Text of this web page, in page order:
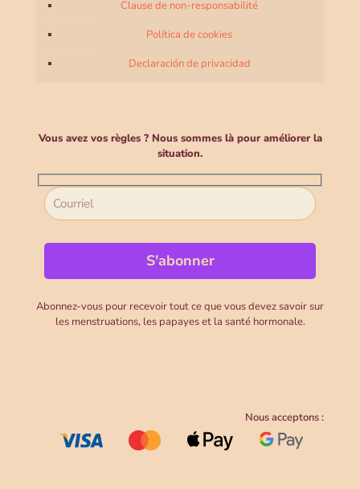
Clause de non-responsabilité
Política de cookies
Declaración de privacidad
Vous avez vos règles ? Nous sommes là pour améliorer la
situation.
Abonnez-vous pour recevoir tout ce que vous devez savoir sur
les menstruations, les papayes et la santé hormonale.
Nous acceptons :